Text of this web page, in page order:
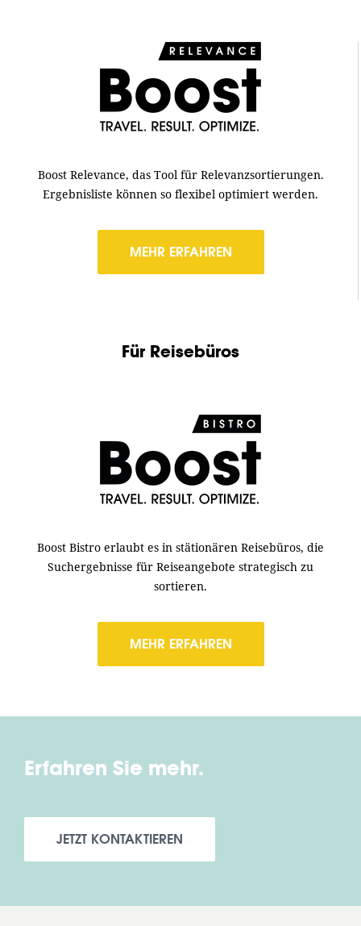
Boost Relevance, das Tool für Relevanzsortierungen.
Ergebnisliste können so flexibel optimiert werden.
MEHR ERFAHREN
Für Reisebüros
Boost Bistro erlaubt es in stätionären Reisebüros, die
Suchergebnisse für Reiseangebote strategisch zu
sortieren.
MEHR ERFAHREN
Erfahren Sie mehr.
JETZT KONTAKTIEREN